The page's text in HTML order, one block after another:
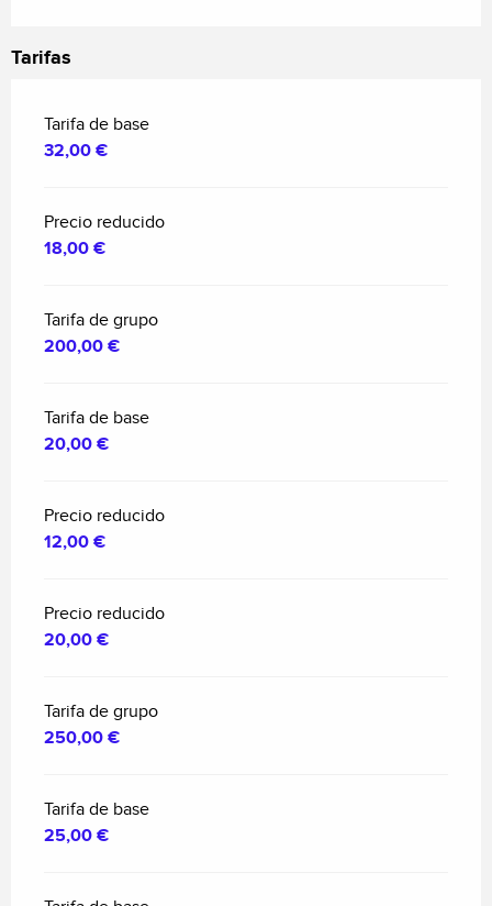
Tarifas
Tarifa de base
32,00 €
Precio reducido
18,00 €
Tarifa de grupo
200,00 €
Tarifa de base
20,00 €
Precio reducido
12,00 €
Precio reducido
20,00 €
Tarifa de grupo
250,00 €
Tarifa de base
25,00 €